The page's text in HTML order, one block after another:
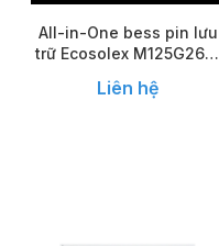
All-in-One bess pin lưu
trữ Ecosolex M125G261A
Liên hệ